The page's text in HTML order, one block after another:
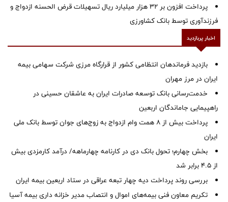
پرداخت افزون بر 32 هزار میلیارد ریال تسهیلات قرض الحسنه ازدواج و
فرزندآوری توسط بانک کشاورزی
اخبار پربازدید
بازدید فرماندهان انتظامی کشور از قرارگاه مرزی شرکت سهامی بیمه
ایران در مرز مهران
خدمت‌رسانی بانک توسعه صادرات ایران به عاشقان حسینی در
راهپیمایی جاماندگان اربعین
پرداخت بیش از ۸ همت وام ازدواج به زوج‌های جوان توسط بانک ملی
ایران
بخش چهارم؛ تحول بانک دی در کارنامه چهارماهه/ درآمد کارمزدی بیش
از ۴.۵ برابر شد
بررسی روند پرداخت دیه چهار تبعه عراقی در ستاد اربعین بیمه ایران
تکریم معاون فنی بیمه‌های اموال و انتصاب مدیر خزانه داری بیمه آسیا